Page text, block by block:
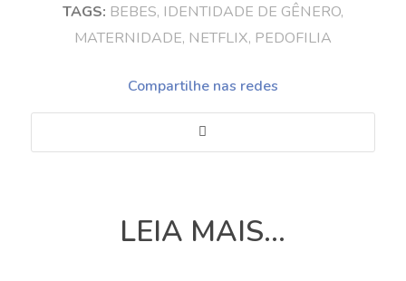
TAGS: BEBES, IDENTIDADE DE GÊNERO,
MATERNIDADE, NETFLIX, PEDOFILIA
Compartilhe nas redes
LEIA MAIS...